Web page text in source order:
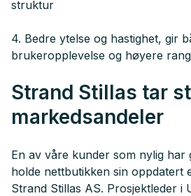
struktur
4. Bedre ytelse og hastighet, gir
brukeropplevelse og høyere
Strand Stillas tar
markedsandeler
En av våre kunder som nylig
holde nettbutikken sin oppdatert
Strand Stillas AS. Prosjektleder i